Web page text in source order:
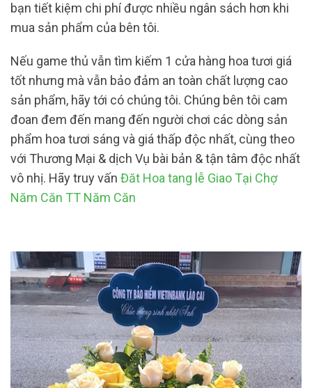
bạn tiết kiệm chi phí được nhiều ngân sách hơn khi
mua sản phẩm của bên tôi.
Nếu game thủ vẫn tìm kiếm 1 cửa hàng hoa tươi giá
tốt nhưng mà vẫn bảo đảm an toàn chất lượng cao
sản phẩm, hãy tới có chúng tôi. Chúng bên tôi cam
đoan đem đến mang đến người chơi các dòng sản
phẩm hoa tươi sáng và giá thấp độc nhất, cùng theo
với Thương Mại & dịch Vụ bài bản & tận tâm độc nhất
vô nhị. Hãy truy vấn Đăt Hoa tang lễ Giao Tại Chợ
Năm Căn TT Năm Căn